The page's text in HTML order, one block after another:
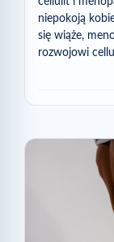
niepokoją
się wiąże,
rozwojowi